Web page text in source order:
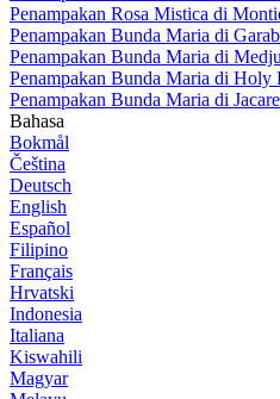
Penampakan Rosa Mistica di
Penampakan Bunda Maria di
Penampakan Bunda Maria di
Penampakan Bunda Maria di Holy
Penampakan Bunda Maria di
Bahasa
Bokmål
Čeština
Deutsch
English
Español
Filipino
Français
Hrvatski
Indonesia
Italiana
Kiswahili
Magyar